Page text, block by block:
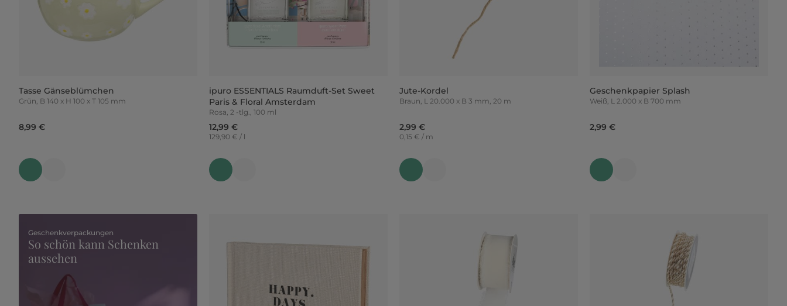
Tasse Gänseblümchen
Grün, B 140 x H 100 x T 105 mm
8,99 €
ipuro ESSENTIALS Raumduft-Set Sweet
Paris & Floral Amsterdam
Rosa, 2 -tlg., 100 ml
12,99 €
129,90 € / l
Jute-Kordel
Braun, L 20.000 x B 3 mm, 20 m
2,99 €
0,15 € / m
Geschenkpapier Splash
Weiß, L 2.000 x B 700 mm
2,99 €
Geschenkverpackungen
So schön kann Schenken
aussehen